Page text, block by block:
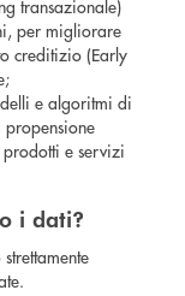
transazionale)
per migliorare
creditizio (Early
e algoritmi di
e servizi
i dati?